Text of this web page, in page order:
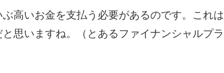
高いお金を支払う必要があるのです。これは
思いますね。（とあるファイナンシャルプラ